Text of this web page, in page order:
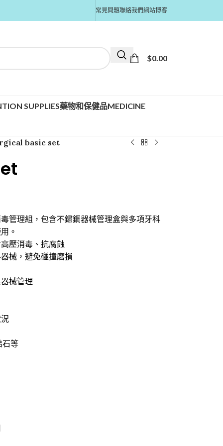
常見問題聯絡我們網站博客
$0.00
SUPPLIES藥物和保健品MEDICINE
basic set
管理組，包含不鏽鋼器械管理盒與多項牙科
。
壓消毒、抗腐蝕
械，避免碰撞磨損
械管理
石等